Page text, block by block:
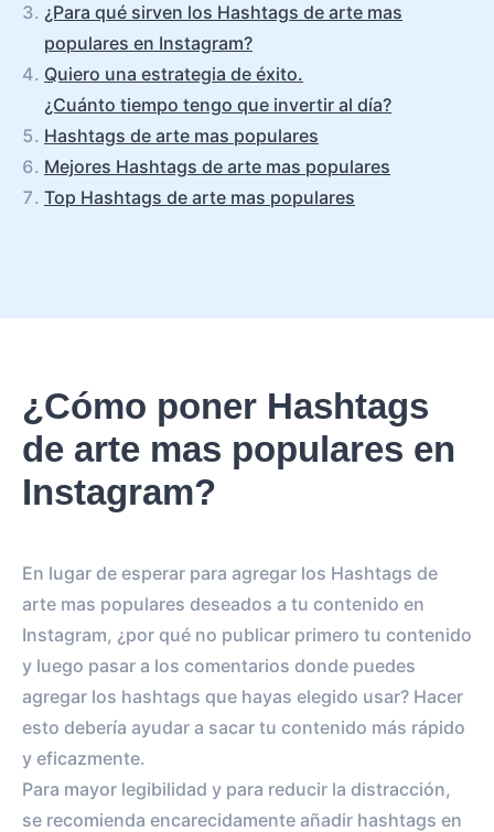
¿Para qué sirven los Hashtags de arte mas
populares en Instagram?
Quiero una estrategia de éxito.
¿Cuánto tiempo tengo que invertir al día?
Hashtags de arte mas populares
Mejores Hashtags de arte mas populares
Top Hashtags de arte mas populares
¿Cómo poner Hashtags
de arte mas populares en
Instagram?
En lugar de esperar para agregar los Hashtags de
arte mas populares deseados a tu contenido en
Instagram, ¿por qué no publicar primero tu contenido
y luego pasar a los comentarios donde puedes
agregar los hashtags que hayas elegido usar? Hacer
esto debería ayudar a sacar tu contenido más rápido
y eficazmente.
Para mayor legibilidad y para reducir la distracción,
se recomienda encarecidamente añadir hashtags en